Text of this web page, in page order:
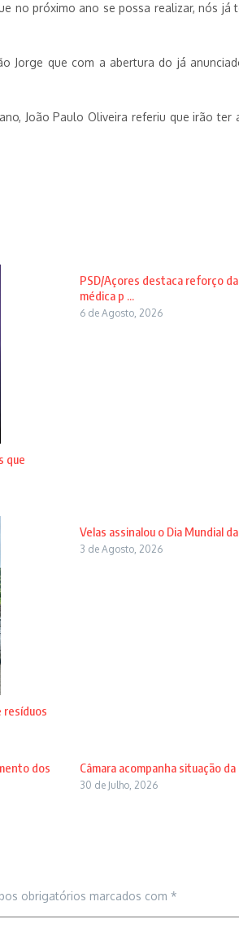
no próximo ano se possa realizar, nós
Jorge que com a abertura do já
João Paulo Oliveira referiu que irão
que
PSD/Açores destaca reforço
médica p ...
6 de Agosto, 2026
resíduos
Velas assinalou o Dia Mundial
3 de Agosto, 2026
dos
Câmara acompanha situação
30 de Julho, 2026
obrigatórios marcados com *